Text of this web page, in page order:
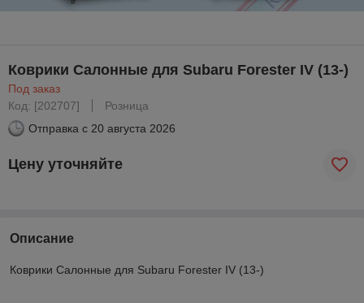
Коврики Салонные для Subaru Forester IV (13-)
Под заказ
Код: [202707]
Розница
Отправка с 20 августа 2026
Цену уточняйте
Описание
Коврики Салонные для Subaru Forester IV (13-)